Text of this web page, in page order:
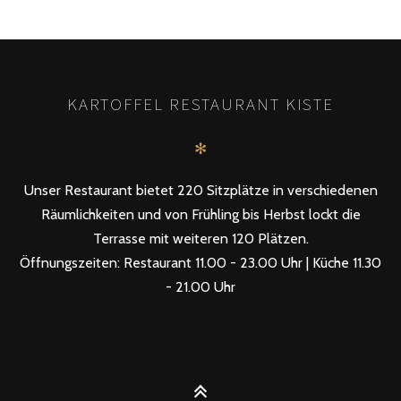
KARTOFFEL RESTAURANT KISTE
✻
Unser Restaurant bietet 220 Sitzplätze in verschiedenen
Räumlichkeiten und von Frühling bis Herbst lockt die
Terrasse mit weiteren 120 Plätzen.
Öffnungszeiten: Restaurant 11.00 - 23.00 Uhr | Küche 11.30
- 21.00 Uhr